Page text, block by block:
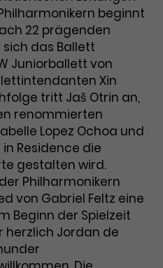
wiedererkannt werden,
Zugang zu
Bereichen gewährt.
gewählten Tracking-
wird von Google
Das Cookie
um
, Sitzungs- und
zu berechnen
der Website für
der Website zu
Cookies speichern
anonym und weisen
Nummer zu,
zu erkennen.
Scripte, die es uns
unserer
und
Außerdem helfen sie
und Inhalte besser auf
abzustimmen.
verwendet, um
von Werbeanzeigen zu
Conversions zu
Cookie hilft dabei
beginnt
22 prägenden
das Ballett
Juniorballett von
Xin
tritt Jaš Otrin an,
renommierten
Lopez Ochoa und
Residence die
gestalten wird.
Philharmonikern
von Gabriel Feltz eine
Beginn der Spielzeit
herzlich Jordan de